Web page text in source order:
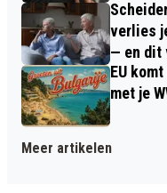
verlies
— en dit
EU
met je
Meer artikelen